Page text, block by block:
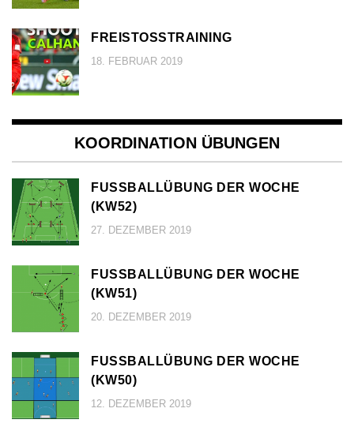
FREISTOSSTRAINING
18. FEBRUAR 2019
KOORDINATION ÜBUNGEN
FUSSBALLÜBUNG DER WOCHE (
KW52)
27. DEZEMBER 2019
FUSSBALLÜBUNG DER WOCHE (
KW51)
20. DEZEMBER 2019
FUSSBALLÜBUNG DER WOCHE (
KW50)
12. DEZEMBER 2019